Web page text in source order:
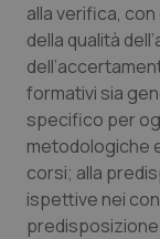
Provincia
Puglia
Sardegna
Sicilia
Malattie
Malattia
alla verifica,
della qualità
formativi sia
specifico per
metodologiche
corsi; alla
ispettive nei